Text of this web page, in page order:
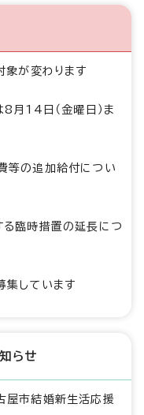
が変わります
月14日（金曜日）ま
等の追加給付につい
る臨時措置の延長につ
集しています
らせ
屋市結婚新生活応援